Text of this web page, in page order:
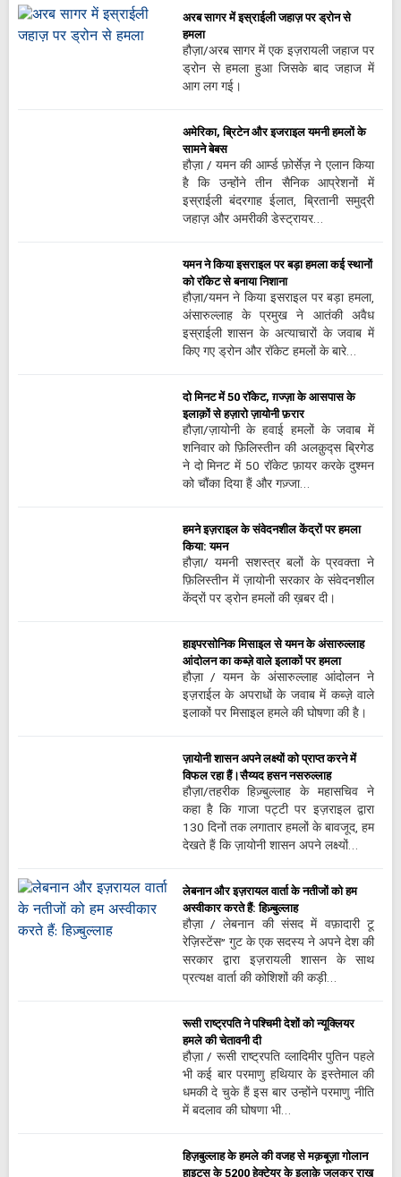
अरब सागर में इस्राईली जहाज़ पर ड्रोन से
हमला
हौज़ा/अरब सागर में एक इज़रायली जहाज पर
ड्रोन से हमला हुआ जिसके बाद जहाज में
आग लग गई।
अमेरिका, ब्रिटेन और इजराइल यमनी हमलों के
सामने बेबस
हौज़ा / यमन की आर्म्ड फ़ोर्सेज़ ने एलान किया
है कि उन्होंने तीन सैनिक आप्रेशनों में
इस्राईली बंदरगाह ईलात, ब्रितानी समुद्री
जहाज़ और अमरीकी डेस्ट्रायर…
यमन ने किया इसराइल पर बड़ा हमला कई स्थानों
को रॉकेट से बनाया निशाना
हौज़ा/यमन ने किया इसराइल पर बड़ा हमला,
अंसारुल्लाह के प्रमुख ने आतंकी अवैध
इस्राईली शासन के अत्याचारों के जवाब में
किए गए ड्रोन और रॉकेट हमलों के बारे…
दो मिनट में 50 रॉकेट, ग़ज्ज़ा के आसपास के
इलाक़ों से हज़ारो ज़ायोनी फ़रार
हौज़ा/ज़ायोनी के हवाई हमलों के जवाब में
शनिवार को फ़िलिस्तीन की अलक़ुद्स ब्रिगेड
ने दो मिनट में 50 रॉकेट फ़ायर करके दुश्मन
को चौंका दिया हैं और गज़्जा…
हमने इज़राइल के संवेदनशील केंद्रों पर हमला
किया: यमन
हौज़ा/ यमनी सशस्त्र बलों के प्रवक्ता ने
फ़िलिस्तीन में ज़ायोनी सरकार के संवेदनशील
केंद्रों पर ड्रोन हमलों की ख़बर दी।
हाइपरसोनिक मिसाइल से यमन के अंसारुल्लाह
आंदोलन का कब्ज़े वाले इलाकों पर हमला
हौज़ा / यमन के अंसारुल्लाह आंदोलन ने
इज़राईल के अपराधों के जवाब में कब्ज़े वाले
इलाकों पर मिसाइल हमले की घोषणा की है।
ज़ायोनी शासन अपने लक्ष्यों को प्राप्त करने में
विफल रहा हैं।सैय्यद हसन नसरुल्लाह
हौज़ा/तहरीक हिज़्बुल्लाह के महासचिव ने
कहा है कि गाजा पट्टी पर इज़राइल द्वारा
130 दिनों तक लगातार हमलों के बावजूद, हम
देखते हैं कि ज़ायोनी शासन अपने लक्ष्यों…
लेबनान और इज़रायल वार्ता के नतीजों को हम
अस्वीकार करते हैं: हिज़्बुल्लाह
हौज़ा / लेबनान की संसद में वफ़ादारी टू
रेज़िस्टेंस” गुट के एक सदस्य ने अपने देश की
सरकार द्वारा इज़रायली शासन के साथ
प्रत्यक्ष वार्ता की कोशिशों की कड़ी…
रूसी राष्ट्रपति ने पश्चिमी देशों को न्यूक्लियर
हमले की चेतावनी दी
हौज़ा / रूसी राष्ट्रपति व्लादिमीर पुतिन पहले
भी कई बार परमाणु हथियार के इस्तेमाल की
धमकी दे चुके हैं इस बार उन्होंने परमाणु नीति
में बदलाव की घोषणा भी…
हिज़बुल्लाह के हमले की वजह से मक़बूज़ा गोलान
हाइट्स के 5200 हेक्टेयर के इलाक़े जलकर राख